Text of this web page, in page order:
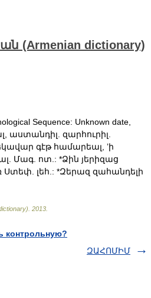
(Armenian dictionary)
Sequence: Unknown date,
աստանդիլ. զարհուրիլ.
գէթ համարեալ, ʼի
Մագ. ոտ.: *Ձին յերիզաց
լեհ.: *Զերազ զահանդելի
2013
контрольную?
ԶԱՀՈՄԻՄ